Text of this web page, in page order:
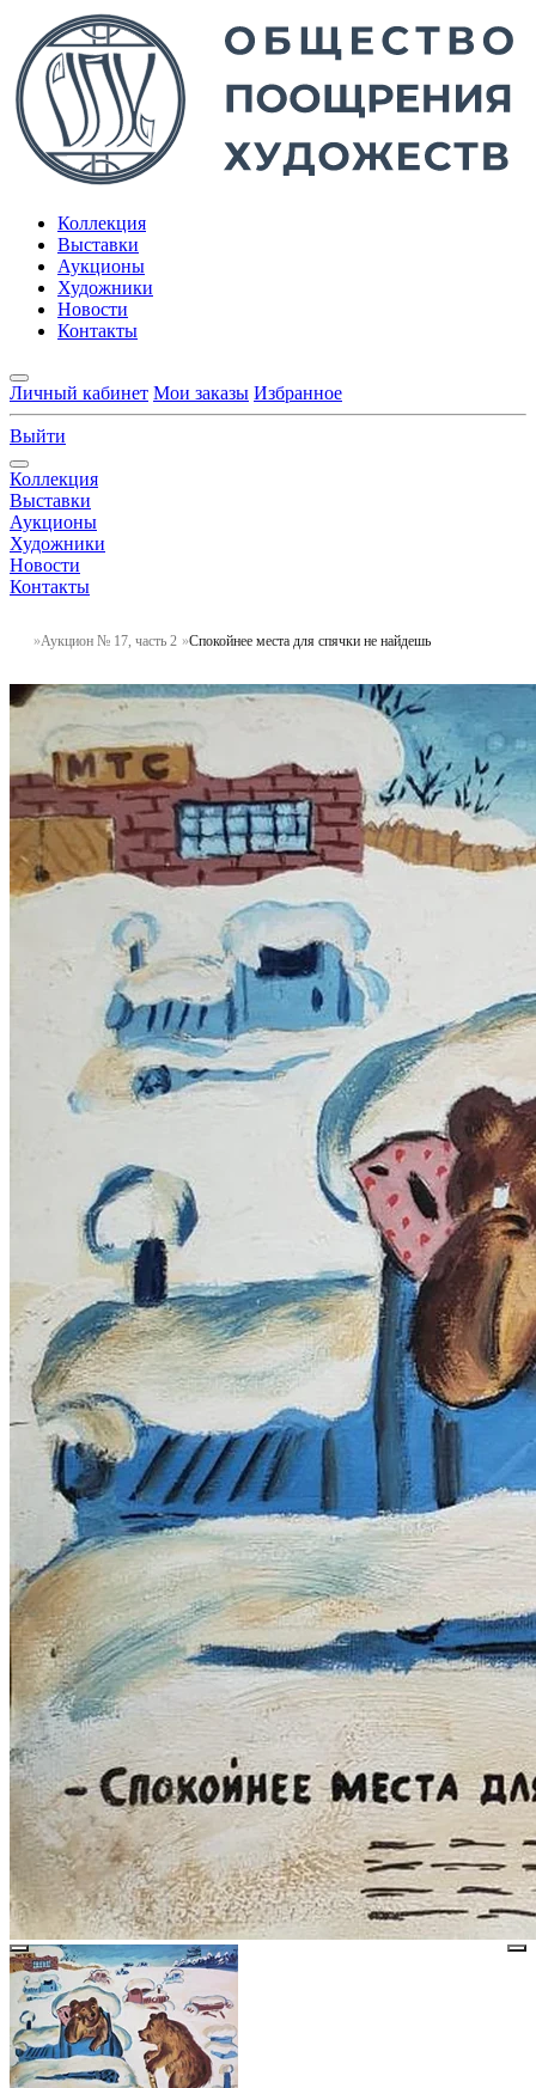
Коллекция
Выставки
Аукционы
Художники
Новости
Контакты
Личный кабинет Мои заказы Избранное
Выйти
Коллекция
Выставки
Аукционы
Художники
Новости
Контакты
Аукцион № 17, часть 2 Спокойнее места для спячки не найдешь